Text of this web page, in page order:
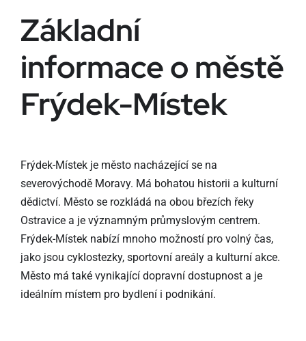
Základní
informace o městě
Frýdek-Místek
Frýdek-Místek je město nacházející se na
severovýchodě Moravy. Má bohatou historii a kulturní
dědictví. Město se rozkládá na obou březích řeky
Ostravice a je významným průmyslovým centrem.
Frýdek-Místek nabízí mnoho možností pro volný čas,
jako jsou cyklostezky, sportovní areály a kulturní akce.
Město má také vynikající dopravní dostupnost a je
ideálním místem pro bydlení i podnikání.